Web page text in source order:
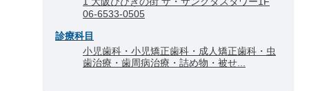
06-6533-0505
診療科目
小児歯科・小児矯正歯科・成人矯正歯科・虫
歯治療・歯周病治療・詰め物・被せ...